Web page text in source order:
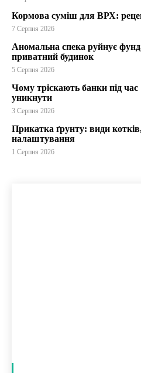
Кормова суміш для ВРХ:
7 Серпня 2026
Аномальна спека руйнує
приватний будинок
5 Серпня 2026
Чому тріскають банки під
уникнути
3 Серпня 2026
Прикатка ґрунту: види
налаштування
1 Серпня 2026